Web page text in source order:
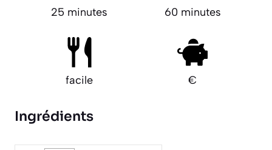
25 minutes 60 minutes
facile €
Ingrédients